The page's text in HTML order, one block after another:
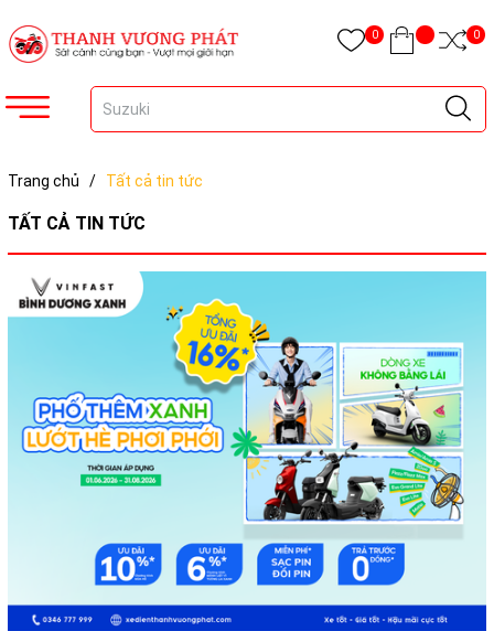
0 0
Trang chủ / Tất cả tin tức
TẤT CẢ TIN TỨC